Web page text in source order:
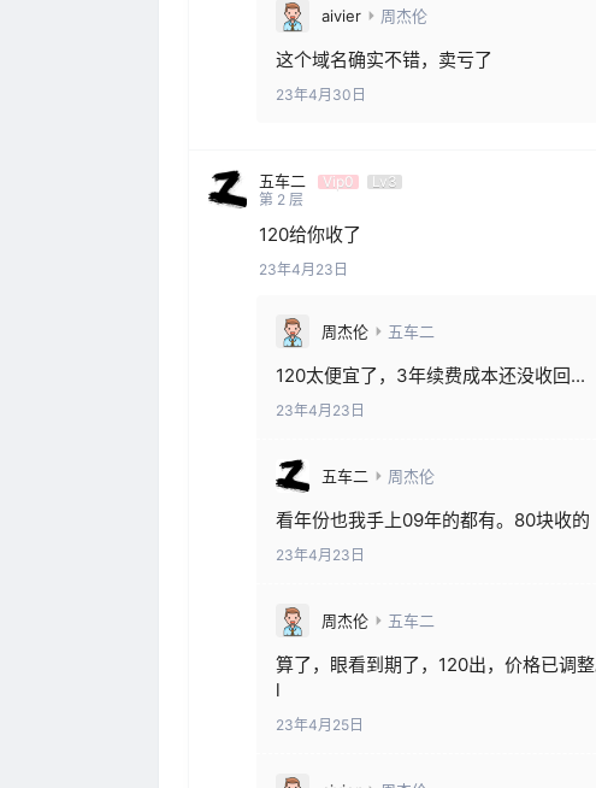
aivier 周杰伦
这个域名确实不错，卖亏了
23年4月30日
五车二 Vip0
Lv3
第 2 层
120给你收了
23年4月23日
周杰伦 五车二
120太便宜了，3年续费成本还没收回...
23年4月23日
五车二 周杰伦
看年份也我手上09年的都有。80块收的
23年4月23日
周杰伦 五车二
算了，眼看到期了，120出，价格已
l
23年4月25日